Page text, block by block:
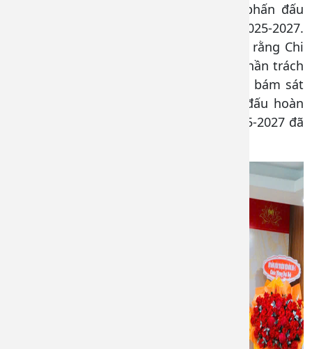
định đây là mục tiêu trọng tâm cần phấn đấu
thực hiện tốt hơn trong nhiệm kỳ 2025-2027.
Đồng chí Phó Bí thư Đảng ủy tin tưởng rằng Chi
ủy khóa mới sẽ phát huy hơn nữa tinh thần trách
nhiệm, sự đoàn kết thống nhất và luôn bám sát
chỉ đạo của Đảng ủy Bệnh viện phấn đấu hoàn
thành các chỉ tiêu Đại hội nhiệm kỳ 2025-2027 đã